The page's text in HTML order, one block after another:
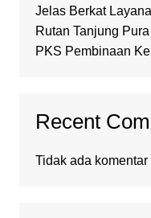
Jelas Berkat
Rutan Tanjung
PKS Pembinaan
Recent
Tidak ada